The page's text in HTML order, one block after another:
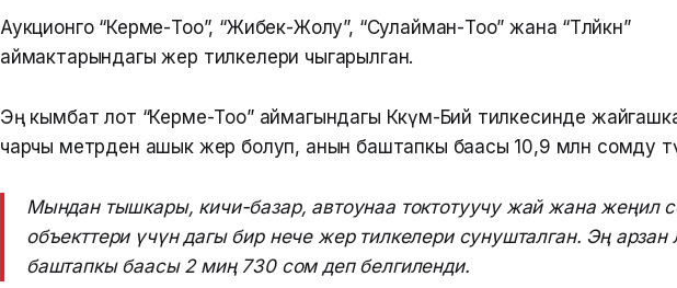
Аукционго “Керме-Тоо”, “Жибек-Жолу”, “Сулайман-Тоо” жана “Төлөйкөн”
аймактарындагы жер тилкелери чыгарылган.
Эң кымбат лот “Керме-Тоо” аймагындагы Көкүм-Бий тилкесинде
чарчы метрден ашык жер болуп, анын баштапкы баасы 10,9 млн сомду
Мындан тышкары, кичи-базар, автоунаа токтотуучу жай жана жеңил
объекттери үчүн дагы бир нече жер тилкелери сунушталган. Эң арзан
баштапкы баасы 2 миң 730 сом деп белгиленди.